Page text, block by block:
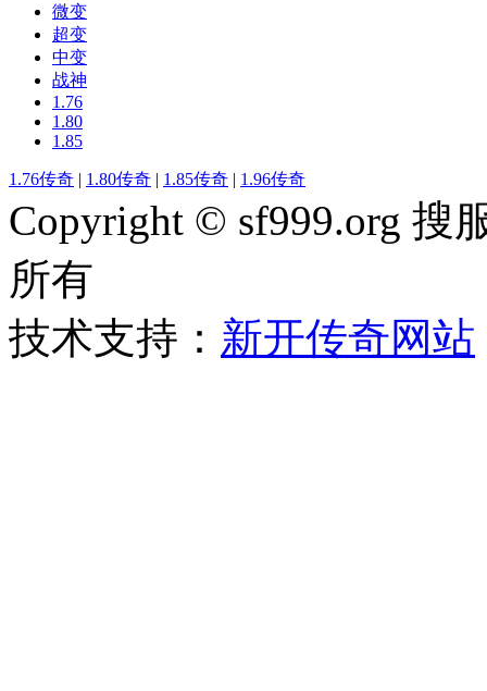
微变
超变
中变
战神
1.76
1.80
1.85
1.76传奇 | 1.80传奇 | 1.85传奇 | 1.96传奇
Copyright © sf999.org 搜
所有
技术支持： 新开传奇网站